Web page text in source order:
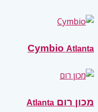
Cymbio Atlanta
מכון רום Atlanta